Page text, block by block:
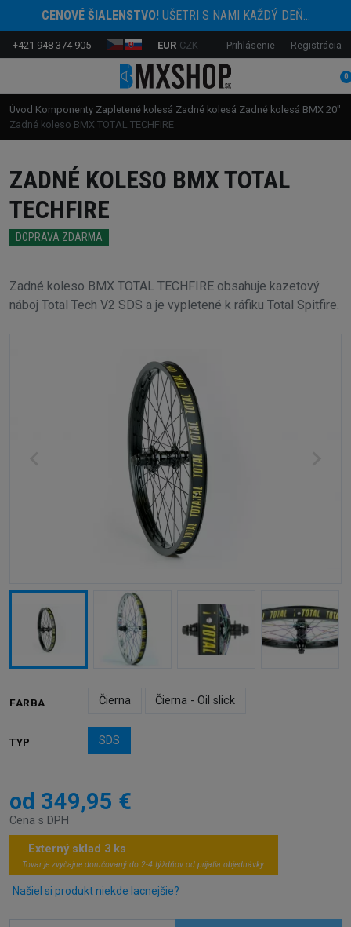
CENOVÉ ŠIALENSTVO!UŠETRI S NAMI KAŽDÝ DEŇ...
+421 948 374 905 EUR CZK Prihlásenie Registrácia
0
Úvod Komponenty Zapletené kolesá Zadné kolesá Zadné kolesá BMX 20"
Zadné koleso BMX TOTAL TECHFIRE
ZADNÉ KOLESO BMX TOTAL
TECHFIRE
DOPRAVA ZDARMA
Zadné koleso BMX TOTAL TECHFIRE obsahuje kazetový
náboj Total Tech V2 SDS a je vypletené k ráfiku Total Spitfire.
FARBA Čierna Čierna - Oil slick
TYP SDS
od 349,95 €
Cena s DPH
Externý sklad 3 ks
Tovar je zvyčajne doručovaný do 2-4 týždňov od prijatia objednávky.
Našiel si produkt niekde lacnejšie?